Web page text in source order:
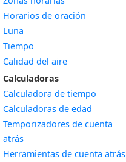
Horarios de oración
Luna
Tiempo
Calidad del aire
Calculadoras
Calculadora de tiempo
Calculadoras de edad
Temporizadores de cuenta
atrás
Herramientas de cuenta atrás